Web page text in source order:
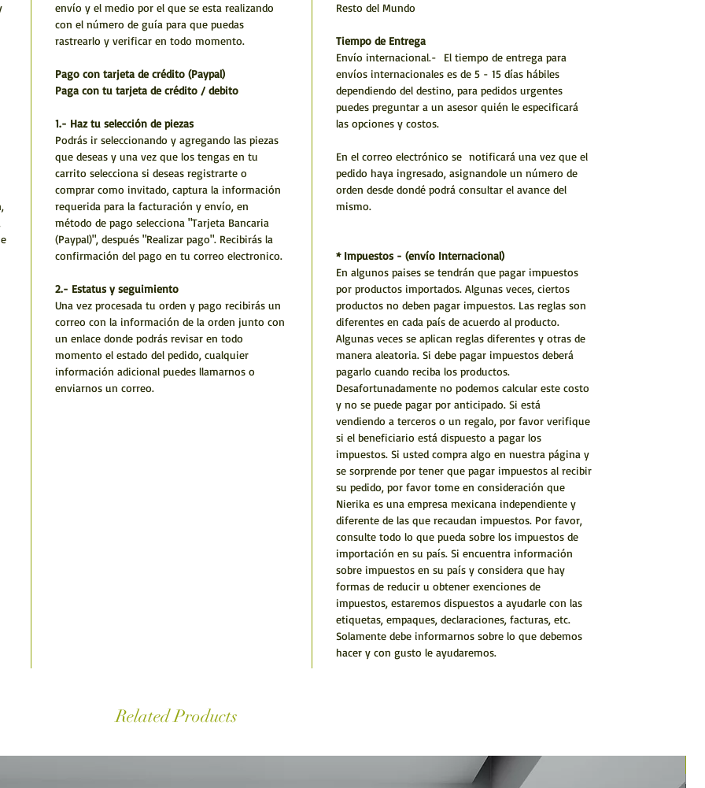
envío y el medio por el que se esta realizando
con el número de guía para que puedas
rastrearlo y verificar en todo momento.
Pago con tarjeta de crédito (Paypal)
Paga con tu tarjeta de crédito / debito
1.- Haz tu selección de piezas
Podrás ir seleccionando y agregando las piezas
que deseas y una vez que los tengas en tu
carrito selecciona si deseas registrarte o
comprar como invitado, captura la información
requerida para la facturación y envío, en
método de pago selecciona "Tarjeta Bancaria
(Paypal)", después "Realizar pago". Recibirás la
confirmación del pago en tu correo electronico.
2.- Estatus y seguimiento
Una vez procesada tu orden y pago recibirás un
correo con la información de la orden junto con
un enlace donde podrás revisar en todo
momento el estado del pedido, cualquier
información adicional puedes llamarnos o
enviarnos un correo.
Resto del Mundo
Tiempo de Entrega
Envío internacional.- El tiempo de entrega para
envíos internacionales es de 5 - 15 días hábiles
dependiendo del destino, para pedidos urgentes
puedes preguntar a un asesor quién le especificará
las opciones y costos.
En el correo electrónico se notificará una vez que el
pedido haya ingresado, asignandole un número de
orden desde dondé podrá consultar el avance del
mismo.
* Impuestos - (envío Internacional)
En algunos paises se tendrán que pagar impuestos
por productos importados. Algunas veces, ciertos
productos no deben pagar impuestos. Las reglas son
diferentes en cada país de acuerdo al producto.
Algunas veces se aplican reglas diferentes y otras de
manera aleatoria. Si debe pagar impuestos deberá
pagarlo cuando reciba los productos.
Desafortunadamente no podemos calcular este costo
y no se puede pagar por anticipado. Si está
vendiendo a terceros o un regalo, por favor verifique
si el beneficiario está dispuesto a pagar los
impuestos. Si usted compra algo en nuestra página y
se sorprende por tener que pagar impuestos al recibir
su pedido, por favor tome en consideración que
Nierika es una empresa mexicana independiente y
diferente de las que recaudan impuestos. Por favor,
consulte todo lo que pueda sobre los impuestos de
importación en su país. Si encuentra información
sobre impuestos en su país y considera que hay
formas de reducir u obtener exenciones de
impuestos, estaremos dispuestos a ayudarle con las
etiquetas, empaques, declaraciones, facturas, etc.
Solamente debe informarnos sobre lo que debemos
hacer y con gusto le ayudaremos.
Related Products